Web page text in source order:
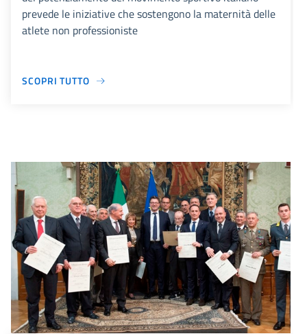
prevede le iniziative che sostengono la maternità delle
atlete non professioniste
SCOPRI TUTTO